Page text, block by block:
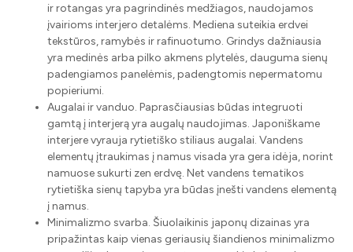
ir rotangas yra pagrindinės medžiagos, naudojamos
įvairioms interjero detalėms. Mediena suteikia erdvei
tekstūros, ramybės ir rafinuotumo. Grindys dažniausia
yra medinės arba pilko akmens plytelės, dauguma sienų
padengiamos panelėmis, padengtomis nepermatomu
popieriumi.
Augalai ir vanduo. Paprasčiausias būdas integruoti
gamtą į interjerą yra augalų naudojimas. Japoniškame
interjere vyrauja rytietiško stiliaus augalai. Vandens
elementų įtraukimas į namus visada yra gera idėja, norint
namuose sukurti zen erdvę. Net vandens tematikos
rytietiška sienų tapyba yra būdas įnešti vandens elementą
į namus.
Minimalizmo svarba. Šiuolaikinis japonų dizainas yra
pripažintas kaip vienas geriausių šiandienos minimalizmo